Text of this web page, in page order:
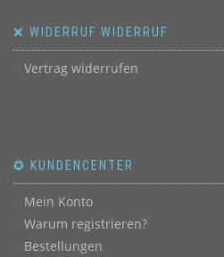
❌ WIDERRUF WIDERRUF
Vertrag widerrufen
✪ KUNDENCENTER
Mein Konto
Warum registrieren?
Bestellungen